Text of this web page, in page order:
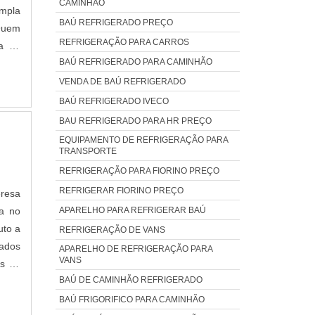
na
e
no
a
de
CAMINHÃO
BAÚ REFRIGERADO PREÇO
REFRIGERAÇÃO PARA CARROS
BAÚ REFRIGERADO PARA CAMINHÃO
VENDA DE BAÚ REFRIGERADO
BAÚ REFRIGERADO IVECO
BAU REFRIGERADO PARA HR PREÇO
EQUIPAMENTO DE REFRIGERAÇÃO PARA
TRANSPORTE
REFRIGERAÇÃO PARA FIORINO PREÇO
REFRIGERAR FIORINO PREÇO
APARELHO PARA REFRIGERAR BAÚ
REFRIGERAÇÃO DE VANS
APARELHO DE REFRIGERAÇÃO PARA
VANS
BAÚ DE CAMINHÃO REFRIGERADO
BAÚ FRIGORIFICO PARA CAMINHÃO